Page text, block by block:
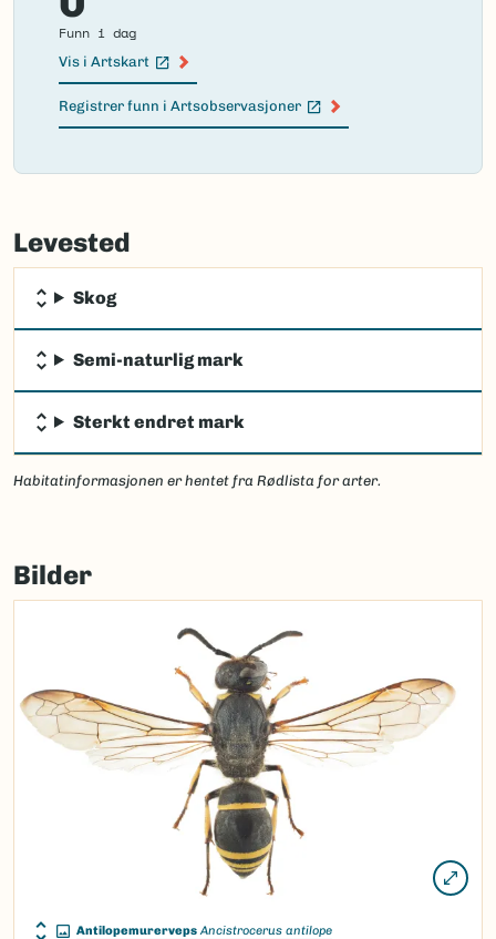
Funn i dag
Vis i Artskart
(Ekstern lenke)
Registrer funn i Artsobservasjoner
(Ekstern lenke)
Failed
load
Levested
Skog
Semi-naturlig mark
Sterkt endret mark
Habitatinformasjonen er hentet fra Rødlista for arter.
Bilder
Antilopemurerveps Ancistrocerus antilope